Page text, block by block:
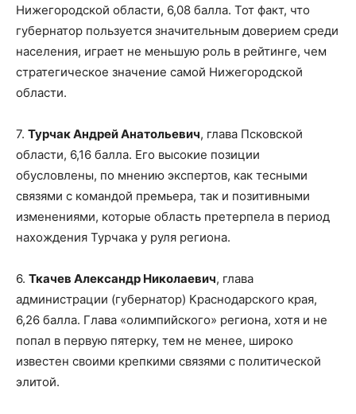
Нижегородской области, 6,08 балла. Тот факт, что
губернатор пользуется значительным доверием среди
населения, играет не меньшую роль в рейтинге, чем
стратегическое значение самой Нижегородской
области.
7. Турчак Андрей Анатольевич, глава Псковской
области, 6,16 балла. Его высокие позиции
обусловлены, по мнению экспертов, как тесными
связями с командой премьера, так и позитивными
изменениями, которые область претерпела в период
нахождения Турчака у руля региона.
6. Ткачев Александр Николаевич, глава
администрации (губернатор) Краснодарского края,
6,26 балла. Глава «олимпийского» региона, хотя и не
попал в первую пятерку, тем не менее, широко
известен своими крепкими связями с политической
элитой.